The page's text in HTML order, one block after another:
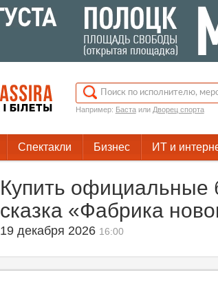
Например: Бастаили Дворец спорта
Спектакли Бизнес ИТ и
Купить официальные
сказка «Фабрика
19 декабря 2026 16:00